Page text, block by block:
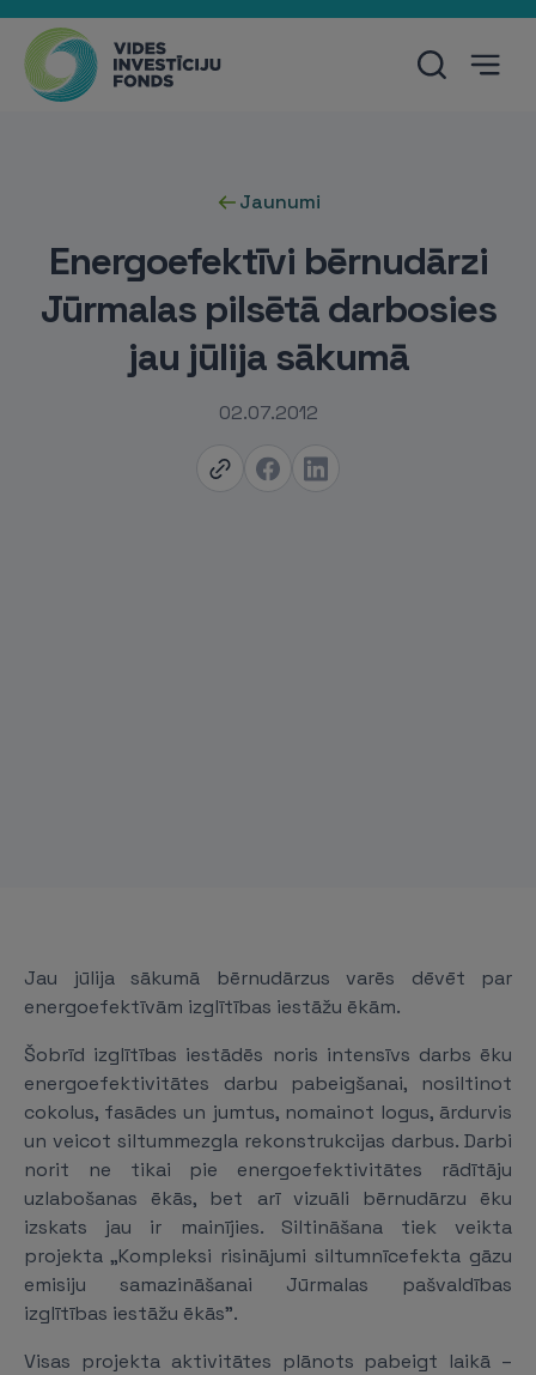
Jaunumi
Energoefektīvi bērnudārzi
Jūrmalas pilsētā darbosies
jau jūlija sākumā
02.07.2012
Jau jūlija sākumā bērnudārzus varēs dēvēt par
energoefektīvām izglītības iestāžu ēkām.
Šobrīd izglītības iestādēs noris intensīvs darbs ēku
energoefektivitātes darbu pabeigšanai, nosiltinot
cokolus, fasādes un jumtus, nomainot logus, ārdurvis
un veicot siltummezgla rekonstrukcijas darbus. Darbi
norit ne tikai pie energoefektivitātes rādītāju
uzlabošanas ēkās, bet arī vizuāli bērnudārzu ēku
izskats jau ir mainījies. Siltināšana tiek veikta
projekta „Kompleksi risinājumi siltumnīcefekta gāzu
emisiju samazināšanai Jūrmalas pašvaldības
izglītības iestāžu ēkās".
Visas projekta aktivitātes plānots pabeigt laikā –